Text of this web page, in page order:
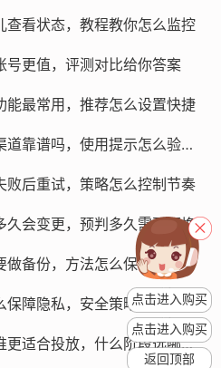
让你在社交媒体上更好地了
文水平，美国地区号还可以让
文水平，中国地区号还可以让
加精准。
以让你在社交媒体上更好地了
洲语言水平，欧洲地区号还可
荐中更加精准。
查看状态，教程教你怎么监控
号更值，评测对比给你答案
能最常用，推荐怎么设置快捷
低价纸飞机账号购买哪个渠道靠谱吗，使用提示怎么验证真伪
败后重试，策略怎么控制节奏
久会变更，预判多久需要更换
低价纸飞机账号购买为啥要做备份，方法怎么保存聊天数据
障隐私，安全策略与教程？
纸飞机账号购买推荐平台谁更适合投放，什么阶段选哪类账号与策略方法
点击进入购买
点击进入购买
返回顶部